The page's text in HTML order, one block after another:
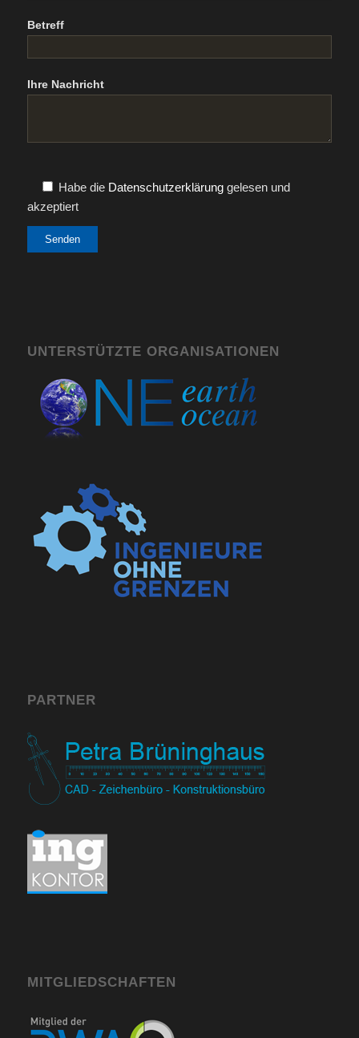
Betreff
Ihre Nachricht
Habe die Datenschutzerklärunggelesen und
akzeptiert
UNTERSTÜTZTE ORGANISATIONEN
PARTNER
MITGLIEDSCHAFTEN